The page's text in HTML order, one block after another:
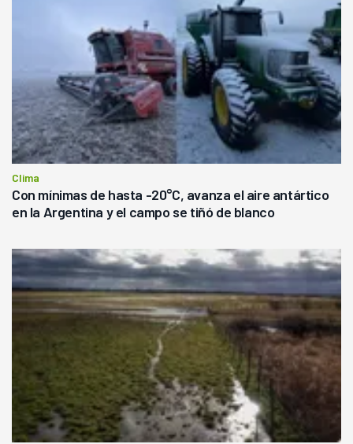
Clima
Con mínimas de hasta -20°C, avanza el aire antártico
en la Argentina y el campo se tiñó de blanco